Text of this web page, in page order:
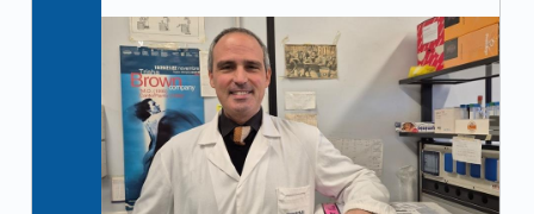
Link identifier archive #link-archive-thumb-soap-51083